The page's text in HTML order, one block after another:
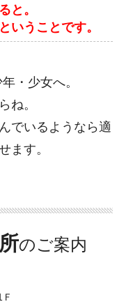
と。
いうことです。
・少女へ。
ね。
でいるようなら適
ます。